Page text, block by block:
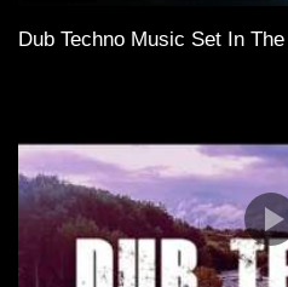
Dub Techno Music Set In